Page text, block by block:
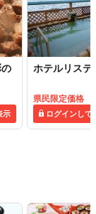
示
ホテルリステ
県民限定価格
ログインして